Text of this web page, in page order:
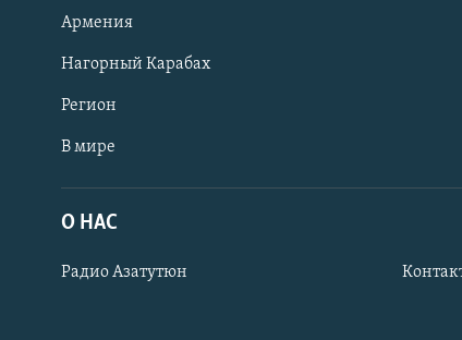
Армения
Нагорный Карабах
Регион
В мире
О НАС
Радио Азатутюн